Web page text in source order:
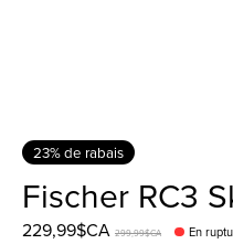
23% de rabais
Fischer RC3
229,99$CA 299,99$CA En